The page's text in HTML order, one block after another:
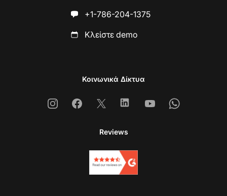
+1-786-204-1375
Κλείστε demo
Κοινωνικά Δίκτυα
InstagramFacebook
X LinkedinYoutubeWhatsapp
Reviews